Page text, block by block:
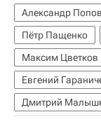
Александр Попов
Пётр Пащенко
Максим Цветков
Евгений
Дмитрий